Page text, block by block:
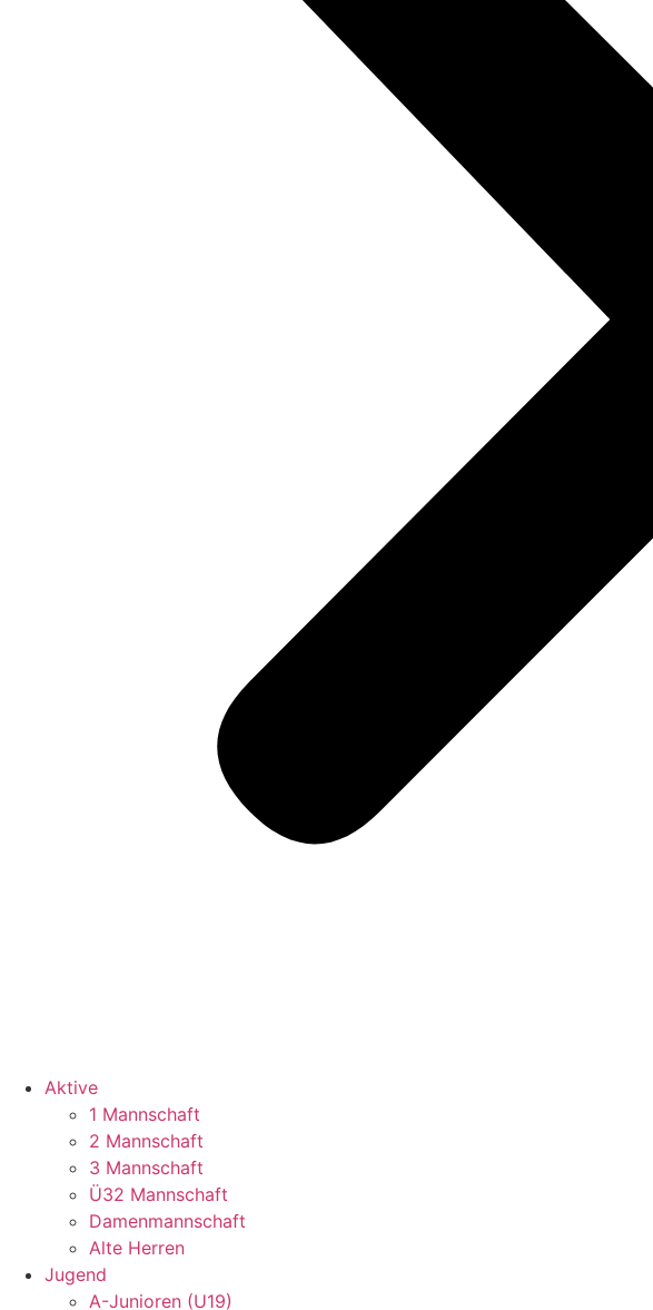
Aktive
1 Mannschaft
2 Mannschaft
3 Mannschaft
Ü32 Mannschaft
Damenmannschaft
Alte Herren
Jugend
A-Junioren (U19)